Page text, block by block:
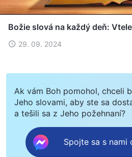
Božie slová na každý deň:
29. 09. 2024
Ak vám Boh pomohol, chceli
Jeho slovami, aby ste sa
a tešili sa z Jeho požehnaní?
Spojte sa s nami